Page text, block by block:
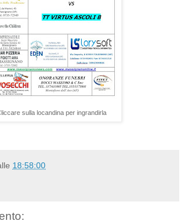
sulla locandina per ingrandirla
18:58:00